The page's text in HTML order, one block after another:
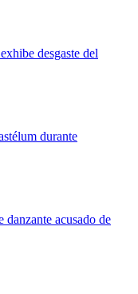
desgaste del
durante
acusado de